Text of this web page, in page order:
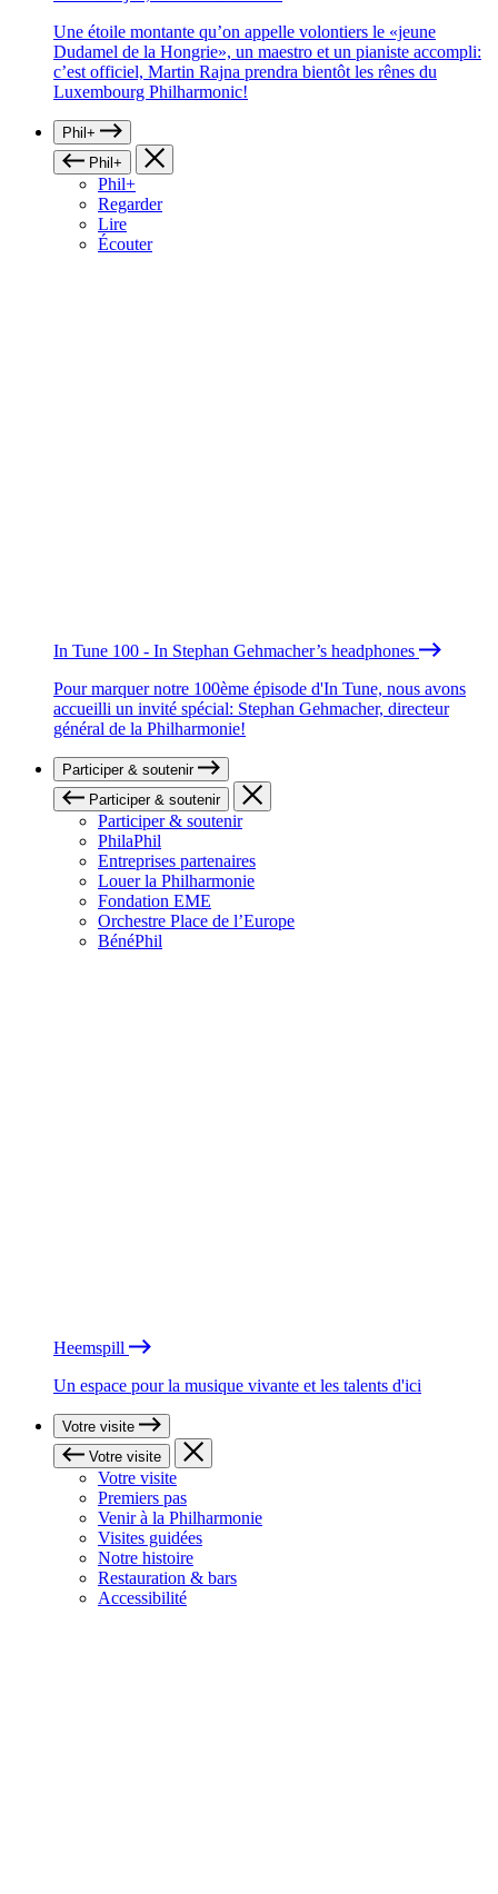
Une étoile montante qu’on appelle volontiers le «jeune
Dudamel de la Hongrie», un maestro et un pianiste accompli:
c’est officiel, Martin Rajna prendra bientôt les rênes du
Luxembourg Philharmonic!
Phil+
Phil+
Phil+
Regarder
Lire
Écouter
In Tune 100 - In Stephan Gehmacher’s headphones
Pour marquer notre 100ème épisode d'In Tune, nous avons
accueilli un invité spécial: Stephan Gehmacher, directeur
général de la Philharmonie!
Participer & soutenir
Participer & soutenir
Participer & soutenir
PhilaPhil
Entreprises partenaires
Louer la Philharmonie
Fondation EME
Orchestre Place de l’Europe
BénéPhil
Heemspill
Un espace pour la musique vivante et les talents d'ici
Votre visite
Votre visite
Votre visite
Premiers pas
Venir à la Philharmonie
Visites guidées
Notre histoire
Restauration & bars
Accessibilité